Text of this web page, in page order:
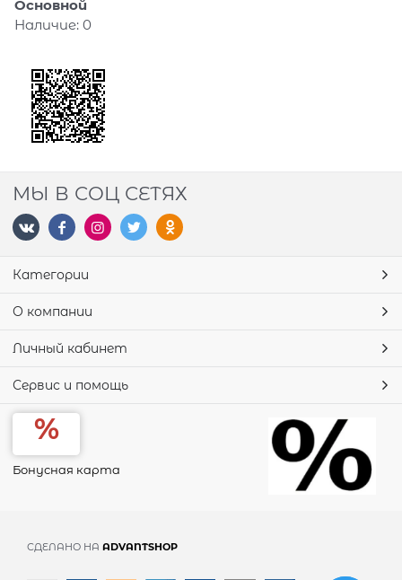
Основной
Наличие: 0
МЫ В СОЦ СЕТЯХ
Категории
О компании
Личный кабинет
Сервис и помощь
Бонусная карта
СДЕЛАНО НА ADVANTSHOP